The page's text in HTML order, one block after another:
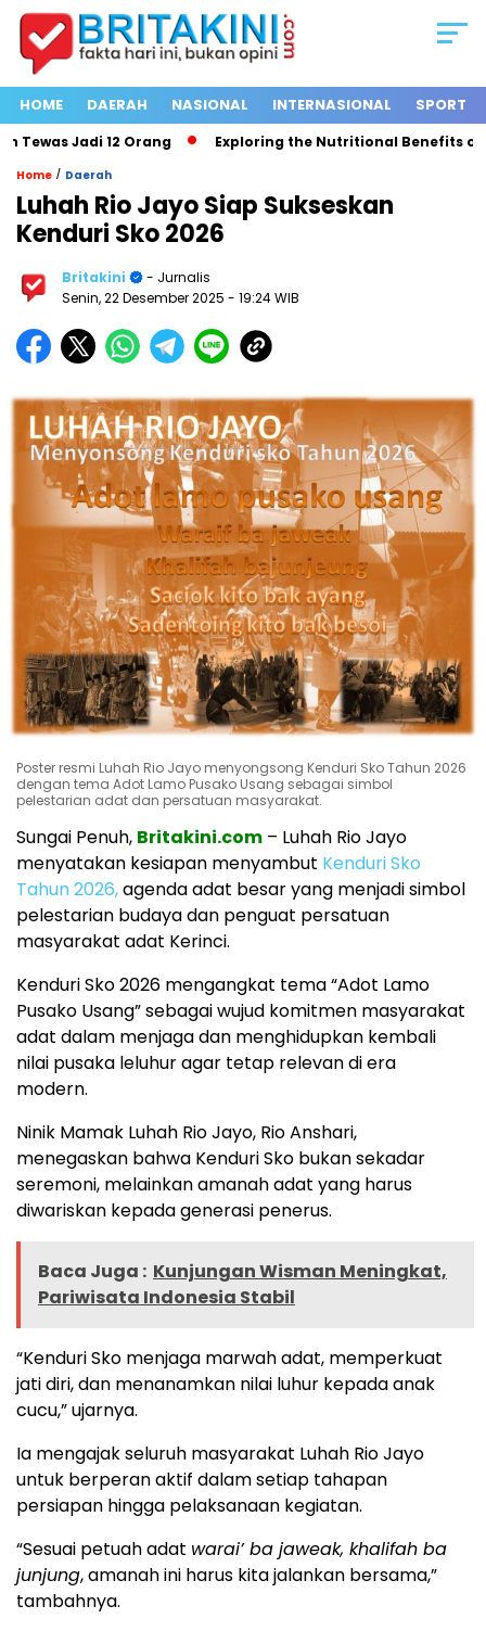
HOME DAERAH NASIONAL INTERNASIONAL SPORT
Jadi 12 Orang Exploring the Nutritional Benefits of
Home / Daerah
Luhah Rio Jayo Siap Sukseskan
Kenduri Sko 2026
Britakini
- Jurnalis
Senin, 22 Desember 2025 - 19:24 WIB
Poster resmi Luhah Rio Jayo menyongsong Kenduri Sko Tahun 2026
dengan tema Adot Lamo Pusako Usang sebagai simbol
pelestarian adat dan persatuan masyarakat.
Sungai Penuh, Britakini.com – Luhah Rio Jayo
menyatakan kesiapan menyambut Kenduri Sko
Tahun 2026,agenda adat besar yang menjadi simbol
pelestarian budaya dan penguat persatuan
masyarakat adat Kerinci.
Kenduri Sko 2026 mengangkat tema “Adot Lamo
Pusako Usang” sebagai wujud komitmen masyarakat
adat dalam menjaga dan menghidupkan kembali
nilai pusaka leluhur agar tetap relevan di era
modern.
Ninik Mamak Luhah Rio Jayo, Rio Anshari,
menegaskan bahwa Kenduri Sko bukan sekadar
seremoni, melainkan amanah adat yang harus
diwariskan kepada generasi penerus.
Baca Juga : Kunjungan Wisman Meningkat,
Pariwisata Indonesia Stabil
“Kenduri Sko menjaga marwah adat, memperkuat
jati diri, dan menanamkan nilai luhur kepada anak
cucu,” ujarnya.
Ia mengajak seluruh masyarakat Luhah Rio Jayo
untuk berperan aktif dalam setiap tahapan
persiapan hingga pelaksanaan kegiatan.
“Sesuai petuah adat warai’ ba jaweak, khalifah ba
junjung, amanah ini harus kita jalankan bersama,”
tambahnya.